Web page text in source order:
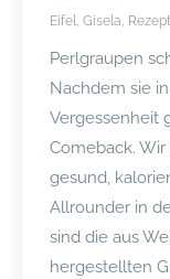
Eifel, Gisela,
Perlgraupen
Nachdem sie
Vergessenheit
Comeback.
gesund,
Allrounder in
sind die aus
hergestellten